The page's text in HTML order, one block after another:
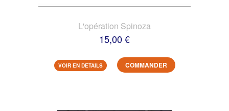
L'opération Spinoza
15,00 €
VOIR EN DETAILS COMMANDER